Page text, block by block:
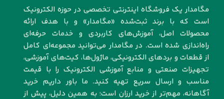
مگامدار یک فروشگاه اینترنتی تخصصی در حوزه الکترونیک
است که با برند ثبت‌شده «مگامدار» و با هدف ارائه
محصولات اصل، آموزش‌های کاربردی و خدمات حرفه‌ای
راه‌اندازی شده است. در مگامدار می‌توانید مجموعه‌ای کامل
از قطعات و بردهای الکترونیکی، ماژول‌ها، کیت‌های آموزشی،
تجهیزات صنعتی و منابع آموزشی الکترونیک را با قیمت
مناسب و ارسال سریع تهیه کنید. ما باور داریم خرید
آگاهانه، مهم‌تر از خرید ارزان است؛ به همین دلیل، پیش از